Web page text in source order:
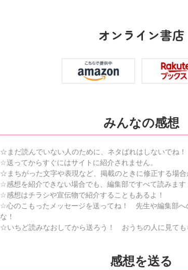
オンライン書店
みんなの感想
☆まだ読んでいない人のために、ネタばれはしないでね！
☆送ってからすぐにはサイトに紹介されません。
☆まちがった文字や表現など、掲載のときに修正する場合
☆感想を紹介できない場合でも、編集部ですべて読みます
☆感想はチラシや宣伝物で紹介することもあるよ！
☆心のこもったメッセージを送ってね！ 先生や編集部へ
な！
☆いちど読みなおしてから送ろう！ おうちの人に見ても
感想を送る
（９）